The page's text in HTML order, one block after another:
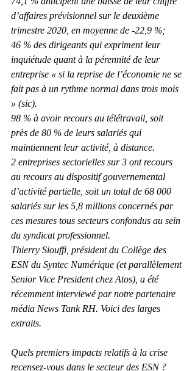
d’affaires prévisionnel sur le deuxième
trimestre 2020, en moyenne de -22,9 %;
46 % des dirigeants qui expriment leur
inquiétude quant à la pérennité de leur
entreprise « si la reprise de l’économie ne se
fait pas à un rythme normal dans trois mois
» (sic).
98 % à avoir recours au télétravail, soit
près de 80 % de leurs salariés qui
maintiennent leur activité, à distance.
2 entreprises sectorielles sur 3 ont recours
au recours au dispositif gouvernemental
d’activité partielle, soit un total de 68 000
salariés sur les 5,8 millions concernés par
ces mesures tous secteurs confondus au sein
du syndicat professionnel.
Thierry Siouffi, président du Collège des
ESN du Syntec Numérique (et parallèlement
Senior Vice President chez Atos), a été
récemment interviewé par notre partenaire
média News Tank RH. Voici des larges
extraits.
Quels premiers impacts relatifs à la crise
recensez-vous dans le secteur des ESN ?